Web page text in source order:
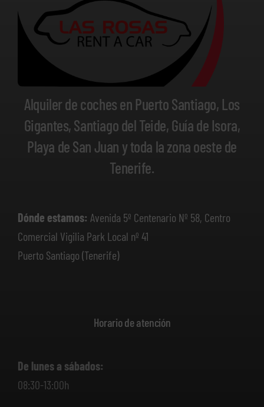
Alquiler de coches en Puerto Santiago, Los
Gigantes, Santiago del Teide, Guía de Isora,
Playa de San Juan y toda la zona oeste de
Tenerife.
Dónde estamos: Avenida 5º Centenario Nº 58, Centro
Comercial Vigilia Park Local nº 41
Puerto Santiago (Tenerife)
Horario de atención
De lunes a sábados:
08:30-13:00h